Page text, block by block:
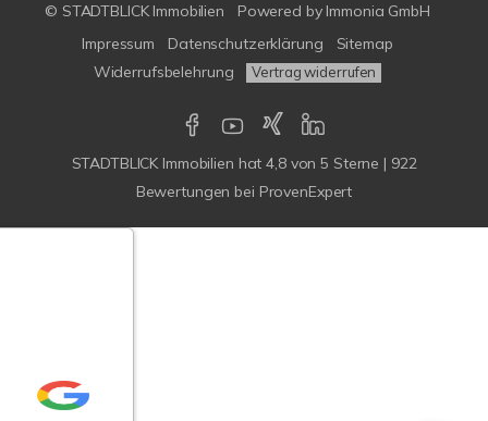
© STADTBLICK Immobilien Powered by Immonia GmbH
Impressum
Datenschutzerklärung
Sitemap
Widerrufsbelehrung
Vertrag widerrufen
STADTBLICK Immobilien hat4,8von5 Sterne | 922
Bewertungen bei ProvenExpert